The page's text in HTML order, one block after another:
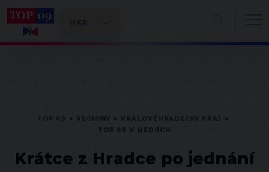
Krátce z Hradce po jednání